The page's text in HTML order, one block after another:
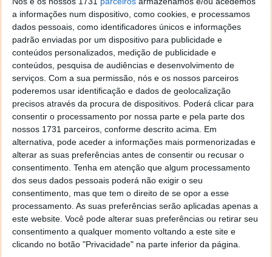
a informações num dispositivo, como cookies, e processamos
dados pessoais, como identificadores únicos e informações
padrão enviadas por um dispositivo para publicidade e
conteúdos personalizados, medição de publicidade e
conteúdos, pesquisa de audiências e desenvolvimento de
serviços. Com a sua permissão, nós e os nossos parceiros
poderemos usar identificação e dados de geolocalização
precisos através da procura de dispositivos. Poderá clicar para
consentir o processamento por nossa parte e pela parte dos
nossos 1731 parceiros, conforme descrito acima. Em
alternativa, pode aceder a informações mais pormenorizadas e
alterar as suas preferências antes de consentir ou recusar o
consentimento. Tenha em atenção que algum processamento
dos seus dados pessoais poderá não exigir o seu
consentimento, mas que tem o direito de se opor a esse
processamento. As suas preferências serão aplicadas apenas a
este website. Você pode alterar suas preferências ou retirar seu
consentimento a qualquer momento voltando a este site e
clicando no botão "Privacidade" na parte inferior da página.
Este artigo tem mais de um ano
Acompanhe o Pplware no Google Notícias
Proponha uma correção, faça uma sugestão
Tags: carta de condução